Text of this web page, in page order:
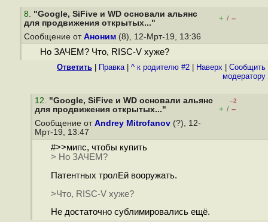
8. "Google, SiFive и WD основали альянс
для продвижения открытых..."
+ / –
Сообщение от Аноним (8), 12-Мрт-19, 13:36
Но ЗАЧЕМ? Что, RISC-V хуже?
Ответить Правка| ^ к родителю #2 Наверх
Cообщить
модератору
12. "Google, SiFive и WD основали альянс
для продвижения открытых..."
–2
+ / –
Сообщение от Andrey Mitrofanov (?), 12-
Мрт-19, 13:47
#>>мипс, чтобы купить
> Но ЗАЧЕМ?
Патентных тролЕй вооружать.
>Что, RISC-V хуже?
Не достаточно сублимировались ещё.